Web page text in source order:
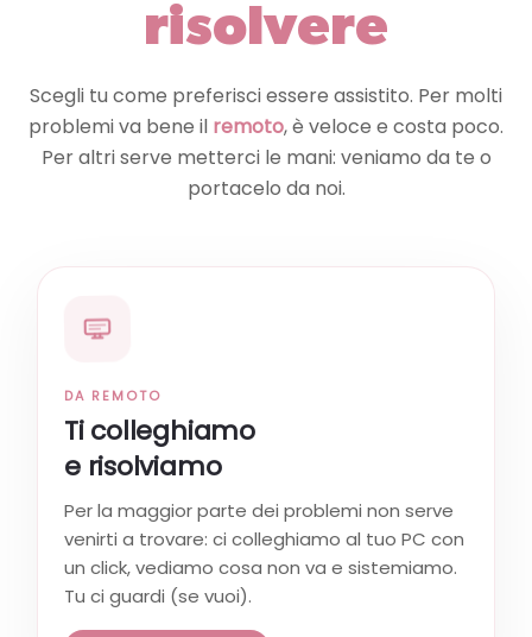
risolvere
Scegli tu come preferisci essere assistito. Per molti
problemi va bene il remoto, è veloce e costa poco.
Per altri serve metterci le mani: veniamo da te o
portacelo da noi.
DA REMOTO
Ti colleghiamo
e risolviamo
Per la maggior parte dei problemi non serve
venirti a trovare: ci colleghiamo al tuo PC con
un click, vediamo cosa non va e sistemiamo.
Tu ci guardi (se vuoi).